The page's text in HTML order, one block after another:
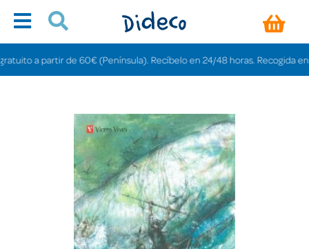
a partir de 60€ (Península). Recíbelo en 24/48 horas. Recogida en